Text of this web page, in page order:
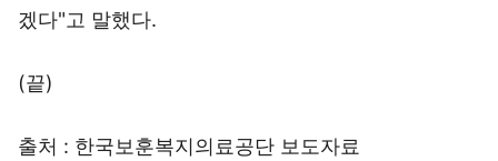
겠다"고 말했다.
(끝)
출처 : 한국보훈복지의료공단 보도자료